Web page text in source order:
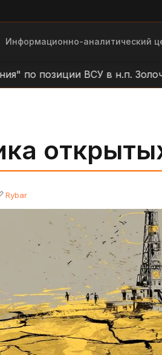
Информационно-аналитический
позиции ВСУ в н.п. Золочев
Rybar